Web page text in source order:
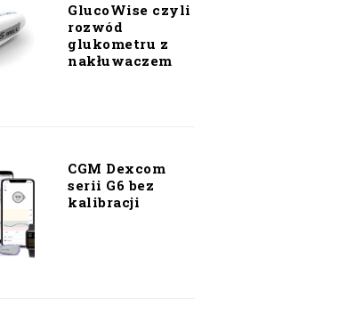
GlucoWise czyli
rozwód
glukometru z
nakłuwaczem
CGM Dexcom
serii G6 bez
kalibracji